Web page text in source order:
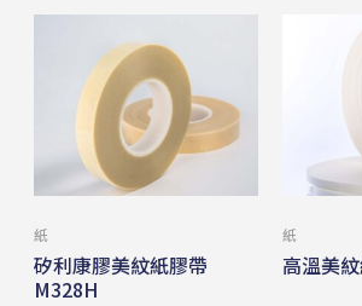
紙
矽利康膠美紋紙膠帶
M328H
紙
高溫美